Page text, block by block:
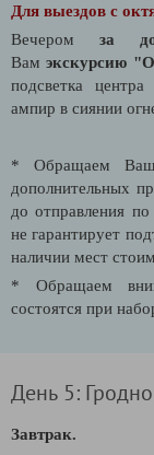
Для выездов с
Вечеромза
Вамэкскурсию
подсветка
ампир в сиянии
* Обращаем
дополнительных
до отправления
не гарантирует
наличии мест
* Обращаем
состоятся при
День 5: Гродно
Завтрак.